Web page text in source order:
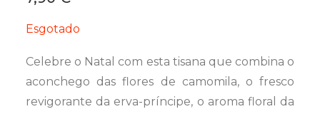
Esgotado
Celebre o Natal com esta tisana que combina o
aconchego das flores de camomila, o fresco
revigorante da erva-príncipe, o aroma floral da